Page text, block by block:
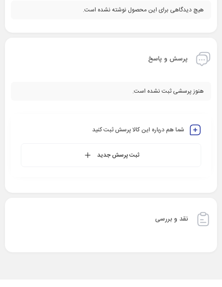
هیچ دیدگاهی برای این محصول نوشته نشده است.
پرسش و پاسخ
هنوز پرسشی ثبت نشده است.
شما هم درباره این کالا پرسش ثبت کنید
ثبت پرسش جدید
نقد و بررسی